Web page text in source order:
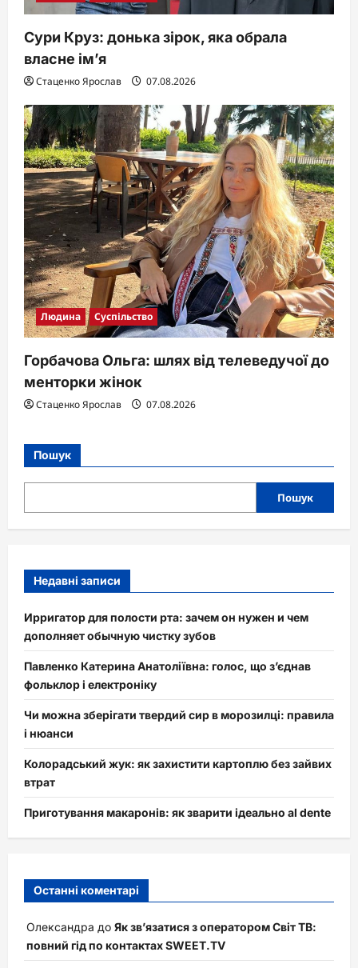
Сури Круз: донька зірок, яка обрала
власне ім’я
Стаценко Ярослав 07.08.2026
Людина Суспільство
Горбачова Ольга: шлях від телеведучої до
менторки жінок
Стаценко Ярослав 07.08.2026
Пошук
Пошук
Недавні записи
Ирригатор для полости рта: зачем он нужен и чем
дополняет обычную чистку зубов
Павленко Катерина Анатоліївна: голос, що з’єднав
фольклор і електроніку
Чи можна зберігати твердий сир в морозилці: правила
і нюанси
Колорадський жук: як захистити картоплю без зайвих
втрат
Приготування макаронів: як зварити ідеально al dente
Останні коментарі
Олександра до Як зв’язатися з оператором Світ ТВ:
повний гід по контактах SWEET.TV